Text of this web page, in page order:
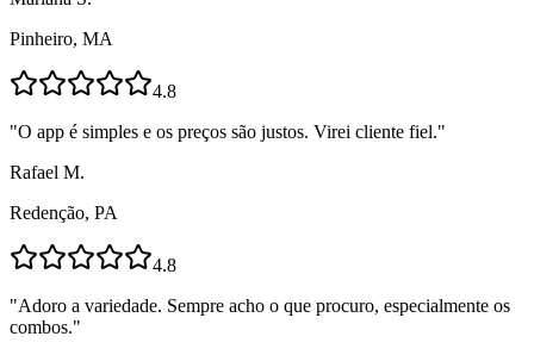
Pinheiro, MA
4.8
"O app é simples e os preços são justos. Virei cliente fiel."
Rafael M.
Redenção, PA
4.8
"Adoro a variedade. Sempre acho o que procuro, especialmente os
combos."